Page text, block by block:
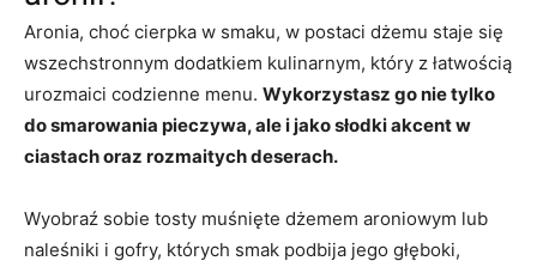
Aronia, choć cierpka w smaku, w postaci dżemu staje się
wszechstronnym dodatkiem kulinarnym, który z łatwością
urozmaici codzienne menu. Wykorzystasz go nie tylko
do smarowania pieczywa, ale i jako słodki akcent w
ciastach oraz rozmaitych deserach.
Wyobraź sobie tosty muśnięte dżemem aroniowym lub
naleśniki i gofry, których smak podbija jego głęboki,